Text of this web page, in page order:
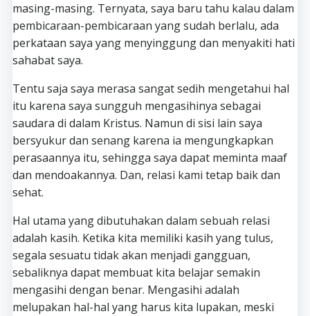
masing-masing. Ternyata, saya baru tahu kalau dalam
pembicaraan-pembicaraan yang sudah berlalu, ada
perkataan saya yang menyinggung dan menyakiti hati
sahabat saya.
Tentu saja saya merasa sangat sedih mengetahui hal
itu karena saya sungguh mengasihinya sebagai
saudara di dalam Kristus. Namun di sisi lain saya
bersyukur dan senang karena ia mengungkapkan
perasaannya itu, sehingga saya dapat meminta maaf
dan mendoakannya. Dan, relasi kami tetap baik dan
sehat.
Hal utama yang dibutuhakan dalam sebuah relasi
adalah kasih. Ketika kita memiliki kasih yang tulus,
segala sesuatu tidak akan menjadi gangguan,
sebaliknya dapat membuat kita belajar semakin
mengasihi dengan benar. Mengasihi adalah
melupakan hal-hal yang harus kita lupakan, meski